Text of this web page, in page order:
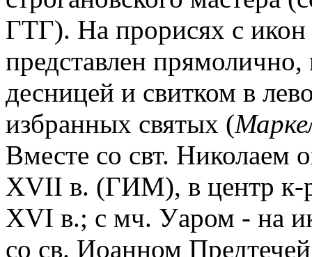
ГТГ). На прорисях с
представлен
десницей и свитком в
избранных святых (
Вместе со свт. Николаем
XVII в. (ГИМ), в центр к-
XVI в.; с мч. Уаром - на
со св. Иоанном